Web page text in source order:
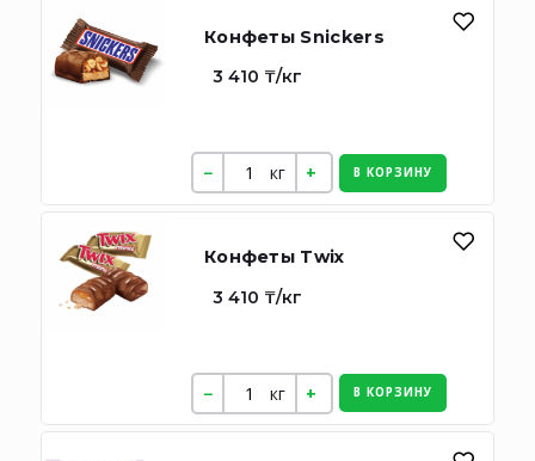
Конфеты Snickers
3 410 ₸/кг
кг В КОРЗИНУ
Конфеты Twix
3 410 ₸/кг
кг В КОРЗИНУ